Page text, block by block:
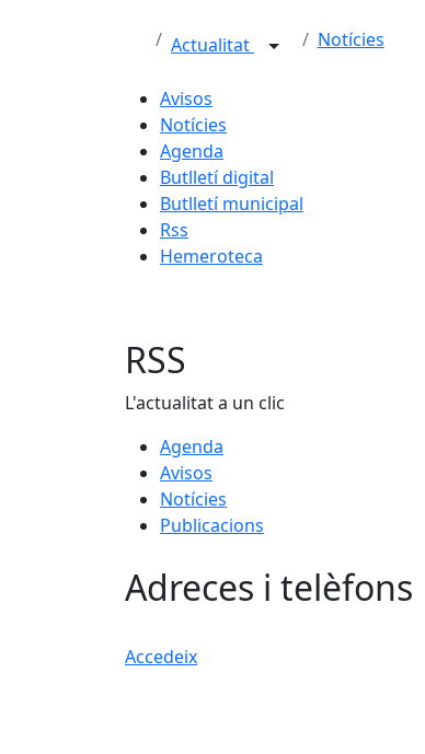
Actualitat Notícies
Avisos
Notícies
Agenda
Butlletí digital
Butlletí municipal
Rss
Hemeroteca
RSS
L'actualitat a un clic
Agenda
Avisos
Notícies
Publicacions
Adreces i telèfons
Accedeix